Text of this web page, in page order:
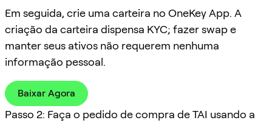
Em seguida, crie uma carteira no OneKey App. A
criação da carteira dispensa KYC; fazer swap e
manter seus ativos não requerem nenhuma
informação pessoal.
Baixar Agora
Passo 2: Faça o pedido de compra de TAI usando a